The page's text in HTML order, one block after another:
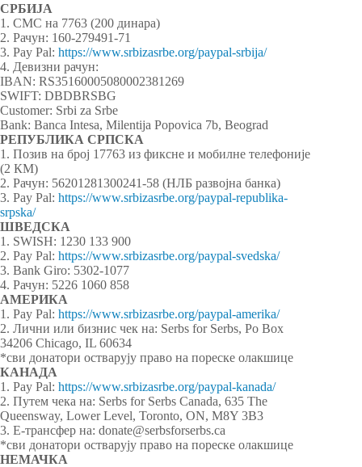
СРБИЈА
1. СМС на 7763 (200 динара)
2. Рачун: 160-279491-71
3. Pay Pal: https://www.srbizasrbe.org/paypal-srbija/
4. Девизни рачун:
IBAN: RS35160005080002381269
SWIFT: DBDBRSBG
Customer: Srbi za Srbe
Bank: Banca Intesa, Milentija Popovica 7b, Beograd
РЕПУБЛИКА СРПСКА
1. Позив на број 17763 из фиксне и мобилне телефоније
(2 КМ)
2. Рачун: 56201281300241-58 (НЛБ развојна банка)
3. Pay Pal: https://www.srbizasrbe.org/paypal-republika-
srpska/
ШВЕДСКА
1. SWISH: 1230 133 900
2. Pay Pal: https://www.srbizasrbe.org/paypal-svedska/
3. Bank Giro: 5302-1077
4. Рачун: 5226 1060 858
АМЕРИКА
1. Pay Pal: https://www.srbizasrbe.org/paypal-amerika/
2. Лични или бизнис чек на: Serbs for Serbs, Po Box
34206 Chicago, IL 60634
*сви донатори остварују право на пореске олакшице
КАНАДА
1. Pay Pal: https://www.srbizasrbe.org/paypal-kanada/
2. Путем чека на: Serbs for Serbs Canada, 635 The
Queensway, Lower Level, Toronto, ON, M8Y 3B3
3. Е-трансфер на: donate@serbsforserbs.ca
*сви донатори остварују право на пореске олакшице
НЕМАЧКА